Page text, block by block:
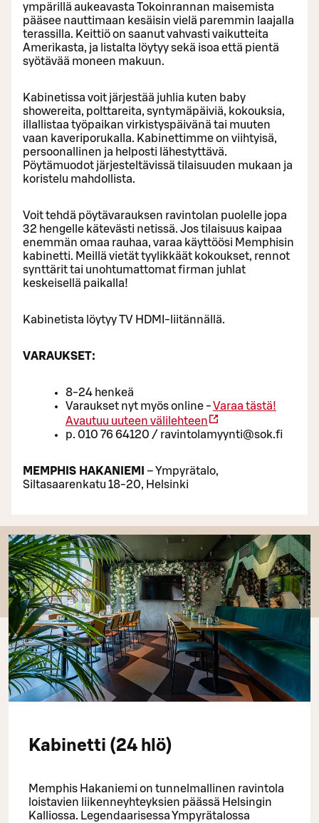
ympärillä aukeavasta Tokoinrannan maisemista
pääsee nauttimaan kesäisin vielä paremmin laajalla
terassilla. Keittiö on saanut vahvasti vaikutteita
Amerikasta, ja listalta löytyy sekä isoa että pientä
syötävää moneen makuun.
Kabinetissa voit järjestää juhlia kuten baby
showereita, polttareita, syntymäpäiviä, kokouksia,
illallistaa työpaikan virkistyspäivänä tai muuten
vaan kaveriporukalla. Kabinettimme on viihtyisä,
persoonallinen ja helposti lähestyttävä.
Pöytämuodot järjesteltävissä tilaisuuden mukaan ja
koristelu mahdollista.
Voit tehdä pöytävarauksen ravintolan puolelle jopa
32 hengelle kätevästi netissä. Jos tilaisuus kaipaa
enemmän omaa rauhaa, varaa käyttöösi Memphisin
kabinetti. Meillä vietät tyylikkäät kokoukset, rennot
synttärit tai unohtumattomat firman juhlat
keskeisellä paikalla!
Kabinetista löytyy TV HDMI-liitännällä.
VARAUKSET:
8-24 henkeä
Varaukset nyt myös online -Varaa tästä!
Avautuu uuteen välilehteen
p. 010 76 64120 / ravintolamyynti@sok.fi
MEMPHIS HAKANIEMI
– Ympyrätalo,
Siltasaarenkatu 18-20, Helsinki
Kabinetti (24 hlö)
Memphis Hakaniemi on tunnelmallinen ravintola
loistavien liikenneyhteyksien päässä Helsingin
Kalliossa. Legendaarisessa Ympyrätalossa